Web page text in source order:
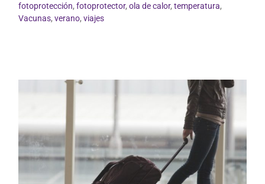
fotoprotección, fotoprotector, ola de calor, temperatura,
Vacunas, verano, viajes
Uso correcto de medicamentos